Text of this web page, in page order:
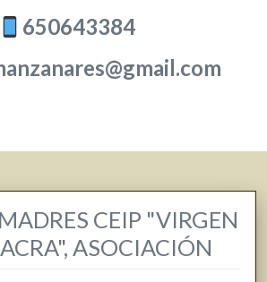
650643384
CEIP "VIRGEN
ASOCIACIÓN